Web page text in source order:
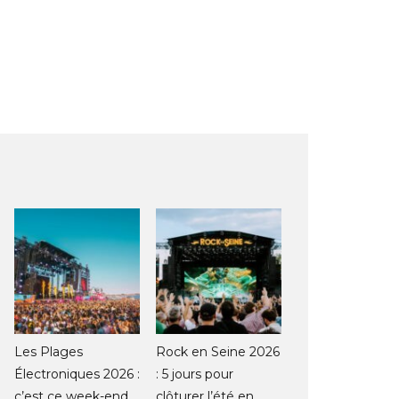
Les Plages
Électroniques 2026 :
Rock en Seine 2026
: 5 jours pour